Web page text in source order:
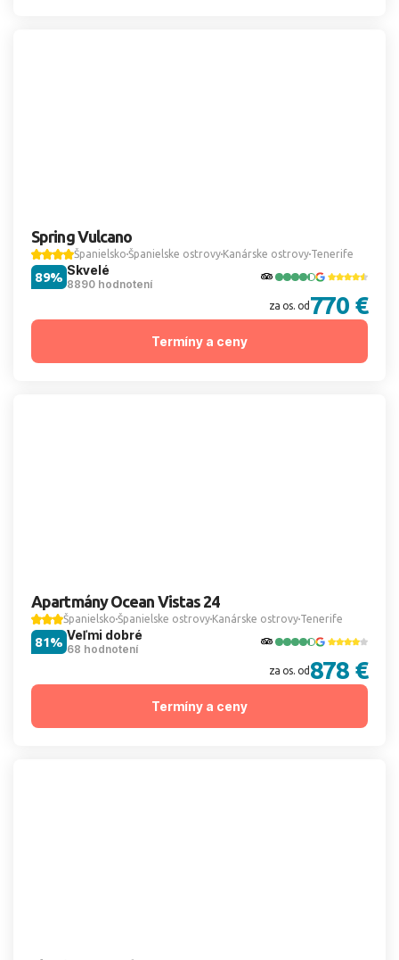
Spring Vulcano
Španielsko Španielske ostrovy Kanárske ostrovy Tenerife
Skvelé
8890 hodnotení
89%
za os. od 770 €
Termíny a ceny
Apartmány Ocean Vistas 24
Španielsko Španielske ostrovy Kanárske ostrovy Tenerife
Veľmi dobré
68 hodnotení
81%
za os. od 878 €
Termíny a ceny